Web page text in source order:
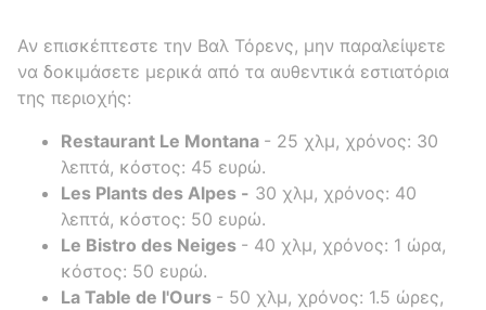
Αν επισκέπτεστε την Βαλ Τόρενς, μην παραλείψετε
να δοκιμάσετε μερικά από τα αυθεντικά εστιατόρια
της περιοχής:
Restaurant Le Montana - 25 χλμ, χρόνος: 30
λεπτά, κόστος: 45 ευρώ.
Les Plants des Alpes - 30 χλμ, χρόνος: 40
λεπτά, κόστος: 50 ευρώ.
Le Bistro des Neiges - 40 χλμ, χρόνος: 1 ώρα,
κόστος: 50 ευρώ.
La Table de l'Ours - 50 χλμ, χρόνος: 1.5 ώρες,